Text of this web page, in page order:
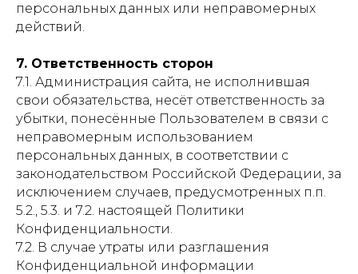
персональных данных или неправомерных
действий.
7. Ответственность сторон
7.1. Администрация сайта, не исполнившая
свои обязательства, несёт ответственность за
убытки, понесённые Пользователем в связи с
неправомерным использованием
персональных данных, в соответствии с
законодательством Российской Федерации, за
исключением случаев, предусмотренных п.п.
5.2., 5.3. и 7.2. настоящей Политики
Конфиденциальности.
7.2. В случае утраты или разглашения
Конфиденциальной информации